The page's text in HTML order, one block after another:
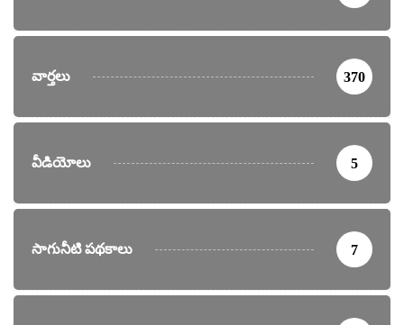
వార్తలు 370
వీడియోలు 5
సాగునీటి పథకాలు 7